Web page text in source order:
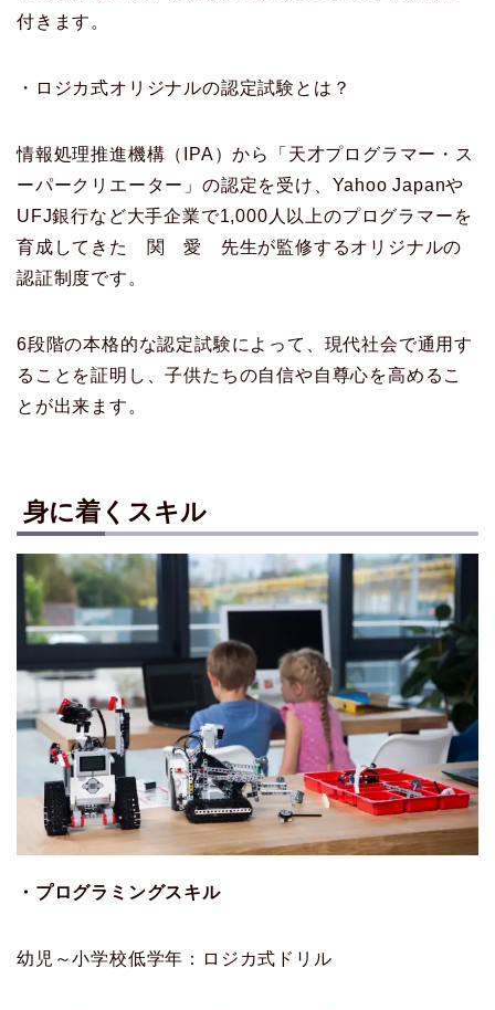
付きます。
・ロジカ式オリジナルの認定試験とは？
情報処理推進機構（IPA）から「天才プログラマー・ス
ーパークリエーター」の認定を受け、Yahoo Japanや
UFJ銀行など大手企業で1,000人以上のプログラマーを
育成してきた 関 愛 先生が監修するオリジナルの
認証制度です。
6段階の本格的な認定試験によって、現代社会で通用す
ることを証明し、子供たちの自信や自尊心を高めるこ
とが出来ます。
身に着くスキル
・プログラミングスキル
幼児～小学校低学年：ロジカ式ドリル